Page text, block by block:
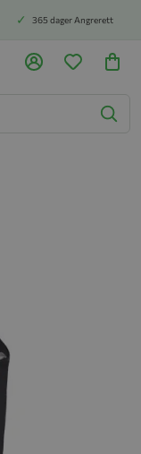
365 dager Angrerett